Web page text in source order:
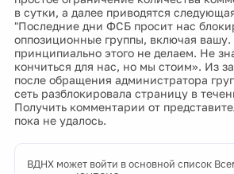
в сутки, а далее приводятся
"Последние дни ФСБ просит нас
оппозиционные группы, включая
принципиально этого не делаем. Не
кончиться для нас, но мы стоим». Из
после обращения администратора
сеть разблокировала страницу в
Получить комментарии от
пока не удалось.
ВДНХ может войти в основной список